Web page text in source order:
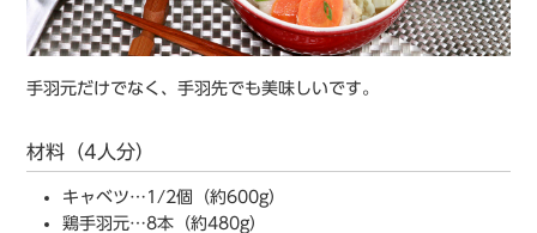
手羽元だけでなく、手羽先でも美味しいです。
材料（4人分）
キャベツ…1/2個（約600g）
鶏手羽元…8本（約480g）